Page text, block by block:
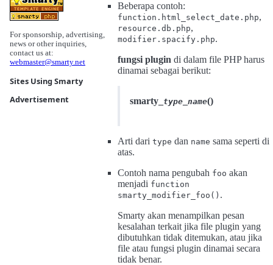
For sponsorship, advertising,
news or other inquiries,
contact us at:
webmaster@smarty.net
Sites Using Smarty
Advertisement
Beberapa contoh:
function.html_select_date.php,
resource.db.php,
modifier.spacify.php.
fungsi plugin di dalam file PHP harus
dinamai sebagai berikut:
smarty_ type name()
Arti dari type dan name sama seperti di
atas.
Contoh nama pengubah foo akan
menjadi function
smarty_modifier_foo() .
Smarty akan menampilkan pesan
kesalahan terkait jika file plugin yang
dibutuhkan tidak ditemukan, atau jika
file atau fungsi plugin dinamai secara
tidak benar.